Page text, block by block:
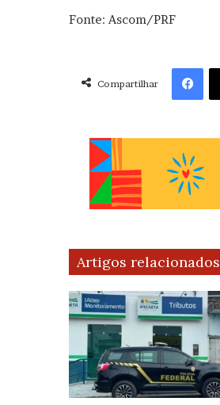
Fonte: Ascom/PRF
Compartilhar
Facebook
Artigos relacionados